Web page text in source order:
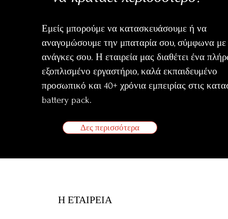
Εμείς μπορούμε να κατασκευάσουμε ή να
αναγομώσουμε την μπαταρία σου, σύμφωνα με
ανάγκες σου. Η εταιρεία μας διαθέτει ένα
εξοπλισμένο εργαστήριο, καλά εκπαιδευμένο
προσωπικό και 40+ χρόνια εμπειρίας στις
battery pack.
Δες περισσότερα
Η ΕΤΑΙΡΕΙΑ